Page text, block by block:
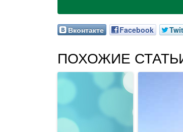
Вконтакте Facebook
ПОХОЖИЕ